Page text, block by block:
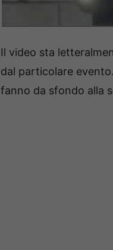
Il video sta
dal particolare
fanno da sfondo alla